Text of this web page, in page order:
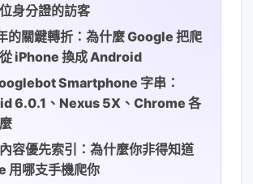
身分證的訪客
的關鍵轉折：為什麼 Google 把爬
iPhone 換成 Android
Smartphone 字串：
6.0.1、Nexus 5X、Chrome 各
容優先索引：為什麼你非得知道
用哪支手機爬你